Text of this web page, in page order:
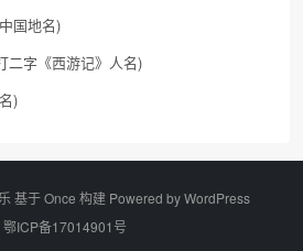
国地名)
二字《西游记》人名)
)
基于 Once 构建 Powered byWordPress
鄂ICP备17014901号